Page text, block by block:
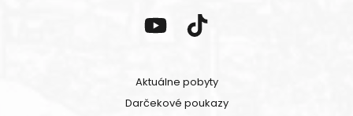
Aktuálne pobyty
Darčekové poukazy